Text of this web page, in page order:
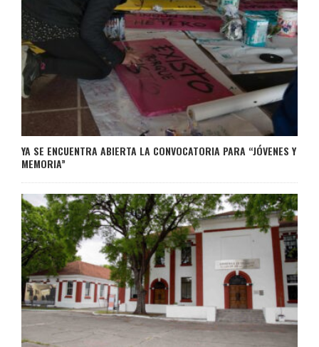
YA SE ENCUENTRA ABIERTA LA CONVOCATORIA PARA “JÓVENES Y
MEMORIA”